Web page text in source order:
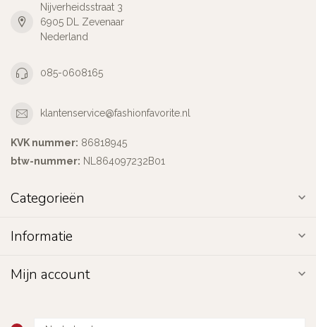
Nijverheidsstraat 3
6905 DL Zevenaar
Nederland
085-0608165
klantenservice@fashionfavorite.nl
KVK nummer: 86818945
btw-nummer: NL864097232B01
Categorieën
Informatie
Mijn account